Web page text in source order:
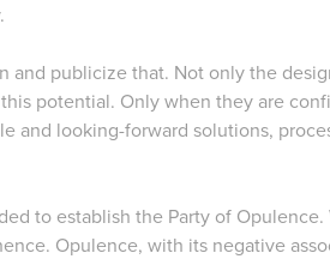
and publicize that. Not only the
potential. Only when they are
and looking-forward solutions,
to establish the Party of Opulence.
Opulence, with its negative